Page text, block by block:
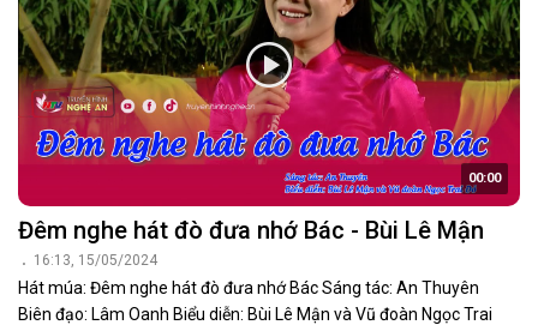
00:00
Đêm nghe hát đò đưa nhớ Bác - Bùi Lê Mận
16:13, 15/05/2024
Hát múa: Đêm nghe hát đò đưa nhớ Bác Sáng tác: An Thuyên
Biên đạo: Lâm Oanh Biểu diễn: Bùi Lê Mận và Vũ đoàn Ngọc Trai